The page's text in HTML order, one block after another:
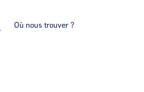
Où nous trouver ?